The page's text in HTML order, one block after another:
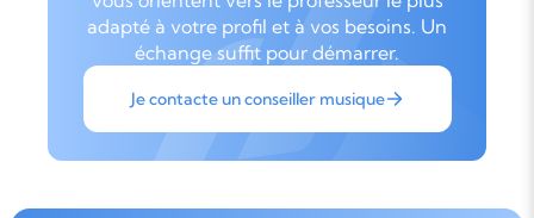
adapté à votre profil et à vos besoins. Un
échange suffit pour démarrer.
Je contacte un conseiller musique